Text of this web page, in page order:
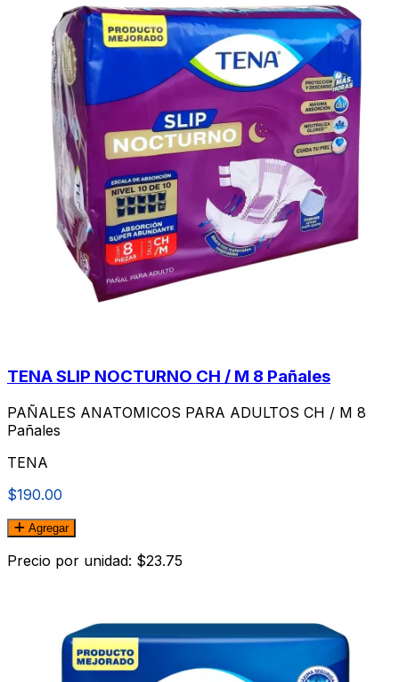
TENA SLIP NOCTURNO CH / M 8 Pañales
PAÑALES ANATOMICOS PARA ADULTOS CH / M 8
Pañales
TENA
$190.00
Agregar
Precio por unidad: $23.75